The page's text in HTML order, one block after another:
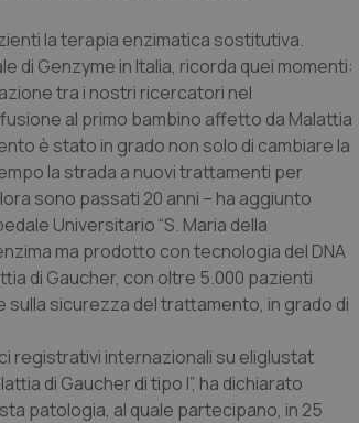
la terapia enzimatica sostitutiva.
di Genzyme in Italia, ricorda quei momenti:
tra i nostri ricercatori nel
al primo bambino affetto da Malattia
è stato in grado non solo di cambiare la
la strada a nuovi trattamenti per
sono passati 20 anni – ha aggiunto
Universitario “S. Maria della
ma prodotto con tecnologia del DNA
di Gaucher, con oltre 5.000 pazienti
sicurezza del trattamento, in grado di
registrativi internazionali su eliglustat
di Gaucher di tipo I”, ha dichiarato
patologia, al quale partecipano, in 25